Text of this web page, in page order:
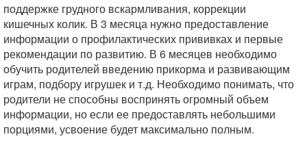
поддержке грудного вскармливания, коррекции
кишечных колик. В 3 месяца нужно предоставление
информации о профилактических прививках и первые
рекомендации по развитию. В 6 месяцев необходимо
обучить родителей введению прикорма и развивающим
играм, подбору игрушек и т.д. Необходимо понимать, что
родители не способны воспринять огромный объем
информации, но если ее предоставлять небольшими
порциями, усвоение будет максимально полным.